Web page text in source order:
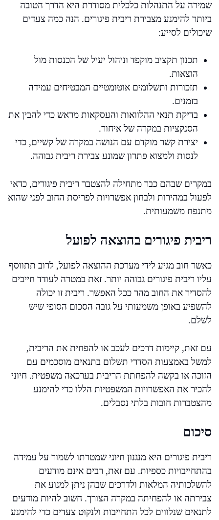
שמירה על התנהלות כלכלית מסודרת היא הדרך הטובה
ביותר להימנע מצבירת ריבית פיגורים. הנה כמה צעדים
שיכולים לסייע:
תכנון תקציב מוקפד וניהול יעיל של הכנסות מול
הוצאות.
תזכורות ותשלומים אוטומטיים המבטיחים עמידה
בזמנים.
בדיקת תנאי ההלוואות והעסקאות מראש כדי להבין את
הסנקציות במקרה של איחור.
יצירת קשר מוקדם עם הנושה במקרה של קשיים, כדי
לנסות ולמצוא פתרון שמונע צבירת ריבית גבוהה.
במקרים שבהם כבר מתחילה להצטבר ריבית פיגורים, כדאי
לפעול במהירות ולבחון אפשרויות לפריסת החוב לפני שהוא
מתנפח משמעותית.
ריבית פיגורים בהוצאה לפועל
כאשר חוב מגיע לידי מערכת ההוצאה לפועל, לרוב תתווסף
עליו ריבית פיגורים גבוהה יותר. זאת במטרה לעודד חייבים
להסדיר את החוב מהר ככל האפשר. ריבית זו יכולה
להשפיע באופן משמעותי על גובה הסכום הסופי שיש
לשלם.
עם זאת, קיימות דרכים לעכב או להפחית את הריבית,
למשל באמצעות הסדרי תשלום בתנאים מוסכמים עם
הזוכה או בקשה להפחתת הריבית בערכאה משפטית. חיוני
להכיר את האפשרויות המשפטיות הללו כדי להימנע
מהצטברות חובות בלתי נסבלים.
סיכום
ריבית פיגורים היא מנגנון חיוני שמטרתו לשמור על עמידה
בהתחייבויות כספיות. עם זאת, רבים אינם מודעים
להשלכותיה המלאות ולדרכים שבהן ניתן למנוע את
צבירתה או להפחיתה במקרה הצורך. חשוב להיות מודעים
לתנאים שנלווים לכל התחייבות ולנקוט צעדים כדי להימנע